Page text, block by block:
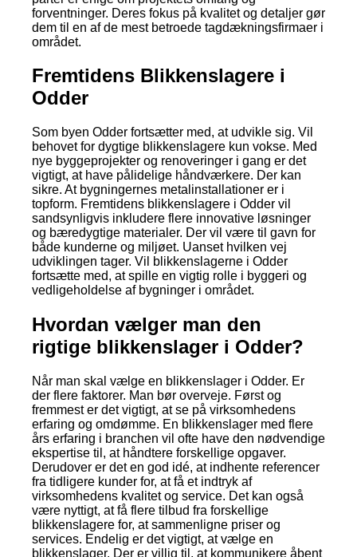
forventninger. Deres fokus på kvalitet og detaljer gør
dem til en af de mest betroede tagdækningsfirmaer i
området.
Fremtidens Blikkenslagere i
Odder
Som byen Odder fortsætter med, at udvikle sig. Vil
behovet for dygtige blikkenslagere kun vokse. Med
nye byggeprojekter og renoveringer i gang er det
vigtigt, at have pålidelige håndværkere. Der kan
sikre. At bygningernes metalinstallationer er i
topform. Fremtidens blikkenslagere i Odder vil
sandsynligvis inkludere flere innovative løsninger
og bæredygtige materialer. Der vil være til gavn for
både kunderne og miljøet. Uanset hvilken vej
udviklingen tager. Vil blikkenslagerne i Odder
fortsætte med, at spille en vigtig rolle i byggeri og
vedligeholdelse af bygninger i området.
Hvordan vælger man den
rigtige blikkenslager i Odder?
Når man skal vælge en blikkenslager i Odder. Er
der flere faktorer. Man bør overveje. Først og
fremmest er det vigtigt, at se på virksomhedens
erfaring og omdømme. En blikkenslager med flere
års erfaring i branchen vil ofte have den nødvendige
ekspertise til, at håndtere forskellige opgaver.
Derudover er det en god idé, at indhente referencer
fra tidligere kunder for, at få et indtryk af
virksomhedens kvalitet og service. Det kan også
være nyttigt, at få flere tilbud fra forskellige
blikkenslagere for, at sammenligne priser og
services. Endelig er det vigtigt, at vælge en
blikkenslager. Der er villig til, at kommunikere åbent